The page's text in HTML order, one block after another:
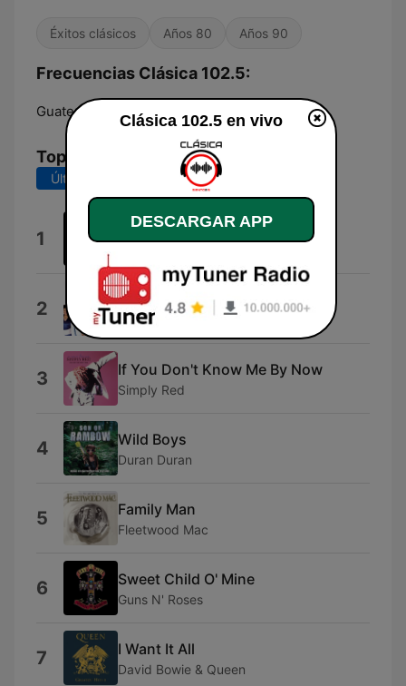
Éxitos clásicos Años 80 Años 90
Frecuencias Clásica 102.5:
Guatemala City: 102.5 FM
Top Canciones
Últimos 7 días Últimos 30 días
1 Dreams
2 Let's Groove
Earth, Wind & Fire
3 If You Don't Know Me By Now
Simply Red
4 Wild Boys
Duran Duran
5 Family Man
Fleetwood Mac
6 Sweet Child O' Mine
Guns N' Roses
7 I Want It All
David Bowie & Queen
Clásica 102.5 en vivo
DESCARGAR APP